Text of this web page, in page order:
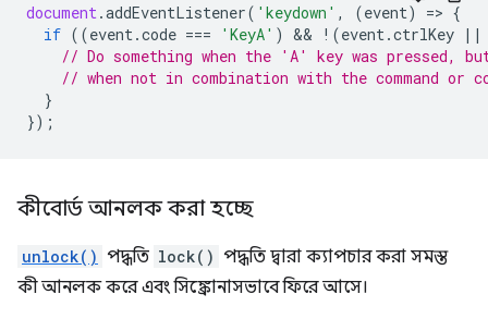
document.addEventListener( 'keydown' , (event) => {
if ((event.code === 'KeyA' ) && ! (event.ctrlKey ||
// Do something when the 'A' key was pressed,
// when not in combination with the command or
}
});
কীবোর্ড আনলক করা হচ্ছে
unlock() পদ্ধতি lock() পদ্ধতি দ্বারা ক্যাপচার করা সমস্ত
কী আনলক করে এবং সিঙ্ক্রোনাসভাবে ফিরে আসে।